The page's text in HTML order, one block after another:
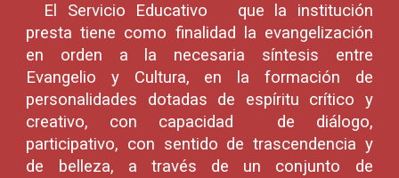
El Servicio Educativo que la institución
presta tiene como finalidad la evangelización
en orden a la necesaria síntesis entre
Evangelio y Cultura, en la formación de
personalidades dotadas de espíritu crítico y
creativo, con capacidad de diálogo,
participativo, con sentido de trascendencia y
de belleza, a través de un conjunto de